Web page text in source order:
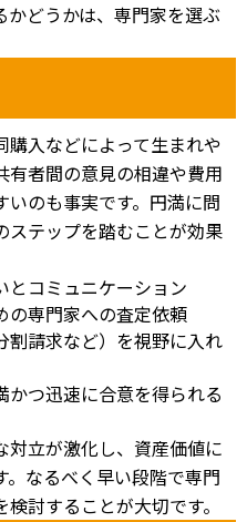
どうかは、専門家を選ぶ
入などによって生まれや
有者間の意見の相違や費用
のも事実です。円満に問
ステップを踏むことが効果
とコミュニケーション
の専門家への査定依頼
割請求など）を視野に入れ
つ迅速に合意を得られる
対立が激化し、資産価値に
なるべく早い段階で専門
討することが大切です。